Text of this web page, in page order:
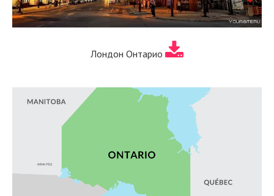
Лондон Онтарио